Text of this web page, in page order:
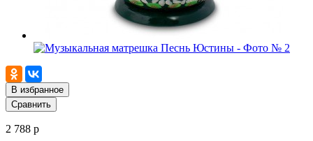
В избранное
Сравнить
2 788 р